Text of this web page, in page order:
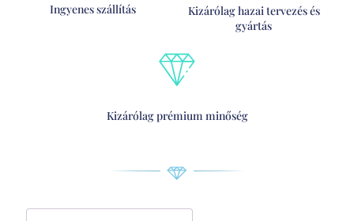
Ingyenes szállítás
Kizárólag hazai tervezés és
gyártás
Kizárólag prémium minőség